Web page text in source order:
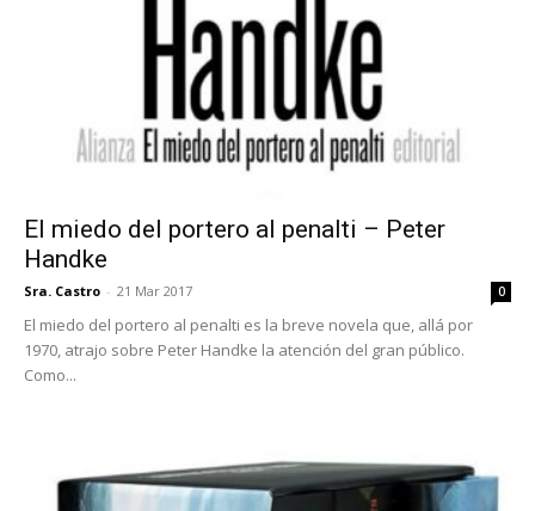
El miedo del portero al penalti – Peter
Handke
Sra. Castro - 21 Mar 2017 0
El miedo del portero al penalti es la breve novela que, allá por
1970, atrajo sobre Peter Handke la atención del gran público.
Como...